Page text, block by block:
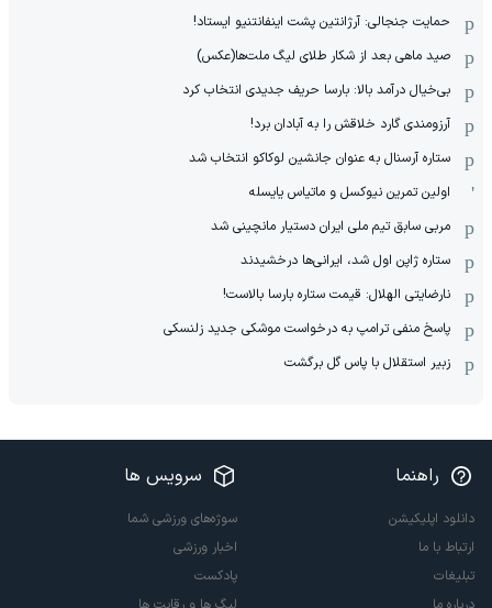
حمایت جنجالی: آرژانتین پشت اینفانتنیو ایستاد!
صید ماهی بعد از شکار طلای لیگ ملت‌ها(عکس)
بی‌خیال درآمد بالا: بارسا حریف جدیدی انتخاب کرد
آرزومندی گارد خلاقش را به آبادان برد!
ستاره آرسنال به عنوان جانشین لوکاکو انتخاب شد
اولین تمرین نیوکسل و ماتیاس یایسله
مربی سابق تیم ملی ایران دستیار مانچینی شد
ستاره ژاپن اول شد، ایرانی‌ها درخشیدند
نارضایتی الهلال: قیمت ستاره بارسا بالاست!
پاسخ منفی ترامپ به درخواست موشکی جدید زلنسکی
زبیر استقلال با پاس گل برگشت
راهنما
دانلود اپلیکیشن
ارتباط با ما
تبلیغات
سرویس ها
سوژه‌های ورزشی شما
اخبار ورزشی
پادکست